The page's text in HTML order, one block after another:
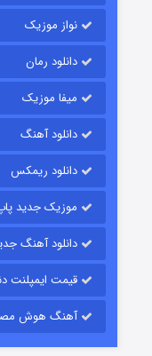
نواز موزیک
دانلود رمان
میفا موزیک
دانلود آهنگ
دانلود ریمکس
موزیک جدید
دانلود آهنگ
قیمت ایمپلنت
آهنگ هوش